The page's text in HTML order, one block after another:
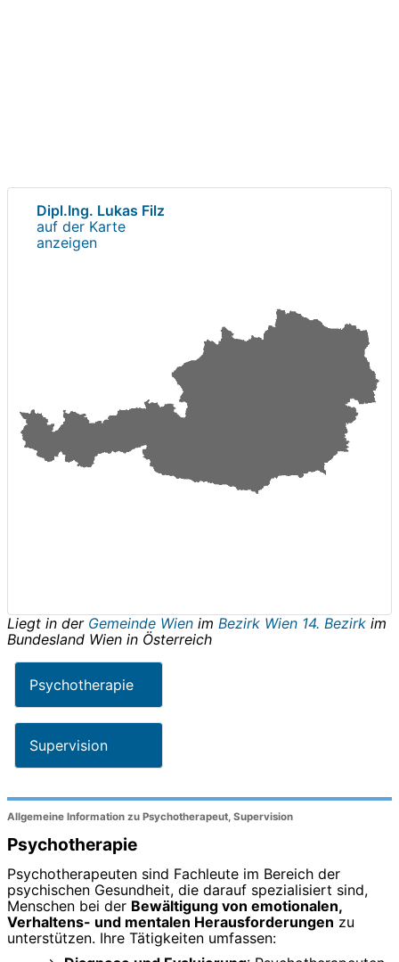
Dipl.Ing. Lukas Filz
auf der Karte
anzeigen
Liegt in der Gemeinde Wien im Bezirk Wien 14. Bezirk im
Bundesland Wien in Österreich
Psychotherapie
Supervision
Allgemeine Information zu Psychotherapeut, Supervision
Psychotherapie
Psychotherapeuten sind Fachleute im Bereich der
psychischen Gesundheit, die darauf spezialisiert sind,
Menschen bei der Bewältigung von emotionalen,
Verhaltens- und mentalen Herausforderungen zu
unterstützen. Ihre Tätigkeiten umfassen: